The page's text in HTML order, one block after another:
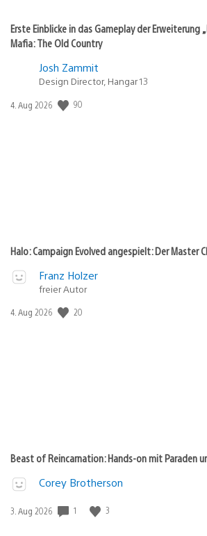
Erste Einblicke in das Gameplay der Erweiterung
Mafia: The Old Country
Josh Zammit
Design Director, Hangar 13
Veröffentlichungsdatum:
4. Aug 2026 90
Halo: Campaign Evolved angespielt: Der Master
Franz Holzer
freier Autor
Veröffentlichungsdatum:
4. Aug 2026 20
Beast of Reincarnation: Hands-on mit Paraden
Corey Brotherson
Veröffentlichungsdatum:
3. Aug 2026 1 3